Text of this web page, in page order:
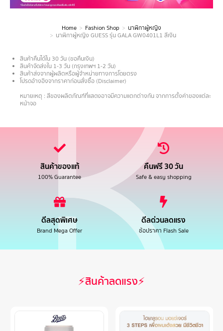
Home Fashion Shop
นาฬิกาผู้หญิง
นาฬิกาผู้หญิง GUESS รุ่น GALA GW0401L1 สีเงิน
สินค้าคืนได้ใน 30 วัน (ขอคืนเงิน)
สินค้าจัดส่งใน 1-3 วัน (กรุงเทพฯ 1-2 วัน)
สินค้าส่งจากผู้ผลิตหรือผู้จำหน่ายทางการโดยตรง
โปรดอ้างอิงจากราคาก่อนสั่งซื้อ (Disclaimer)
หมายเหตุ : สีของผลิตภัณฑ์ที่แสดงอาจมีความแตกต่างกัน จากการตั้งค่าของแต่ละ
หน้าจอ
สินค้าของแท้
100% Guarantee
คืนฟรี 30 วัน
Safe & easy shopping
ดีลสุดพิเศษ
Brand Mega Offer
ดีลด่วนลดแรง
ช้อปราคา Flash Sale
⚡สินค้าลดแรง⚡